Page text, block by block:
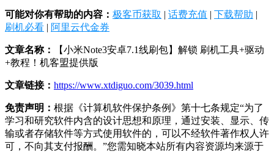
可能对你有帮助的内容： 极客币获取 | 话费充值 | 下载帮助 |
刷机必看 | 阿里云代金券
文章名称：
【小米Note3安卓7.1线刷包】解锁 刷机工具+驱动
+教程！机客盟提供版
文章链接： https://www.xtdiguo.com/3039.html
免责声明： 根据《计算机软件保护条例》第十七条规定“为了
学习和研究软件内含的设计思想和原理，通过安装、显示、传
输或者存储软件等方式使用软件的，可以不经软件著作权人许
可，不向其支付报酬。”您需知晓本站所有内容资源均来源于